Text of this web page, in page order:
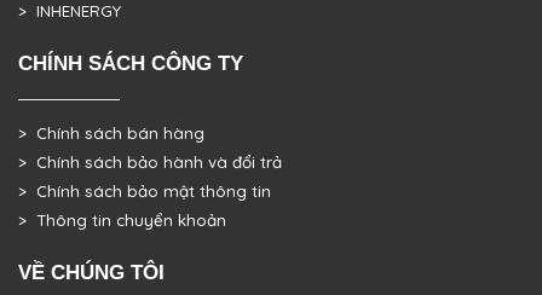
> INHENERGY
CHÍNH SÁCH CÔNG TY
> Chính sách bán hàng
> Chính sách bảo hành và đổi trả
> Chính sách bảo mật thông tin
> Thông tin chuyển khoản
VỀ CHÚNG TÔI